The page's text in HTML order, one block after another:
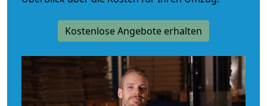
Kostenlose Angebote erhalten